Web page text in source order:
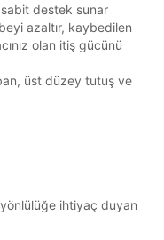
destek sunar
azaltır, kaybedilen
olan itiş gücünü
üst düzey tutuş ve
ihtiyaç duyan
Ticaret A.Ş.
amacıyla
Satış Giyim ve
yer alan
pazarlanması ve
pazarlama
faaliyeti